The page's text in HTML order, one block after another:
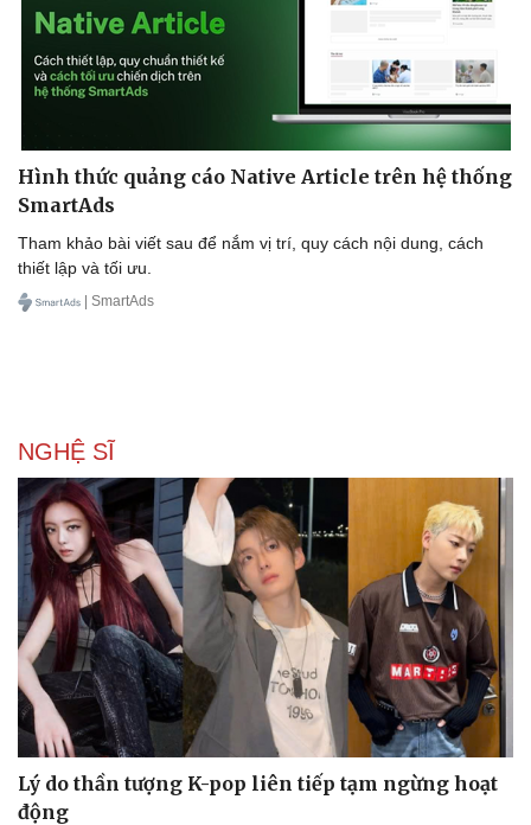
Du lịch
Tư vấn
Săn Tour
check-in
Podcast
Câu chuyện thời sự
Đọc truyện đêm khuya
Cửa sổ tình yêu
Kể chuyện cho bé
Hình thức quảng cáo Native Article trên hệ thống
SmartAds
Tham khảo bài viết sau để nắm vị trí, quy cách nội dung, cách
thiết lập và tối ưu.
| SmartAds
NGHỆ SĨ
Lý do thần tượng K-pop liên tiếp tạm ngừng hoạt
động